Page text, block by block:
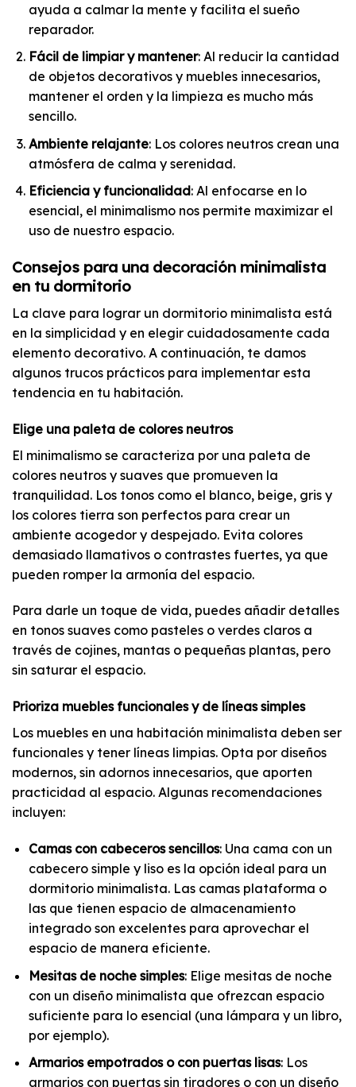
ayuda a calmar la mente y facilita el sueño
reparador.
Fácil de limpiar y mantener: Al reducir la cantidad
de objetos decorativos y muebles innecesarios,
mantener el orden y la limpieza es mucho más
sencillo.
Ambiente relajante: Los colores neutros crean una
atmósfera de calma y serenidad.
Eficiencia y funcionalidad: Al enfocarse en lo
esencial, el minimalismo nos permite maximizar el
uso de nuestro espacio.
Consejos para una decoración minimalista
en tu dormitorio
La clave para lograr un dormitorio minimalista está
en la simplicidad y en elegir cuidadosamente cada
elemento decorativo. A continuación, te damos
algunos trucos prácticos para implementar esta
tendencia en tu habitación.
Elige una paleta de colores neutros
El minimalismo se caracteriza por una paleta de
colores neutros y suaves que promueven la
tranquilidad. Los tonos como el blanco, beige, gris y
los colores tierra son perfectos para crear un
ambiente acogedor y despejado. Evita colores
demasiado llamativos o contrastes fuertes, ya que
pueden romper la armonía del espacio.
Para darle un toque de vida, puedes añadir detalles
en tonos suaves como pasteles o verdes claros a
través de cojines, mantas o pequeñas plantas, pero
sin saturar el espacio.
Prioriza muebles funcionales y de líneas simples
Los muebles en una habitación minimalista deben ser
funcionales y tener líneas limpias. Opta por diseños
modernos, sin adornos innecesarios, que aporten
practicidad al espacio. Algunas recomendaciones
incluyen:
Camas con cabeceros sencillos: Una cama con un
cabecero simple y liso es la opción ideal para un
dormitorio minimalista. Las camas plataforma o
las que tienen espacio de almacenamiento
integrado son excelentes para aprovechar el
espacio de manera eficiente.
Mesitas de noche simples: Elige mesitas de noche
con un diseño minimalista que ofrezcan espacio
suficiente para lo esencial (una lámpara y un libro,
por ejemplo).
Armarios empotrados o con puertas lisas: Los
armarios con puertas sin tiradores o con un diseño